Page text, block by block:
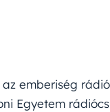
emberiség
Egyetem